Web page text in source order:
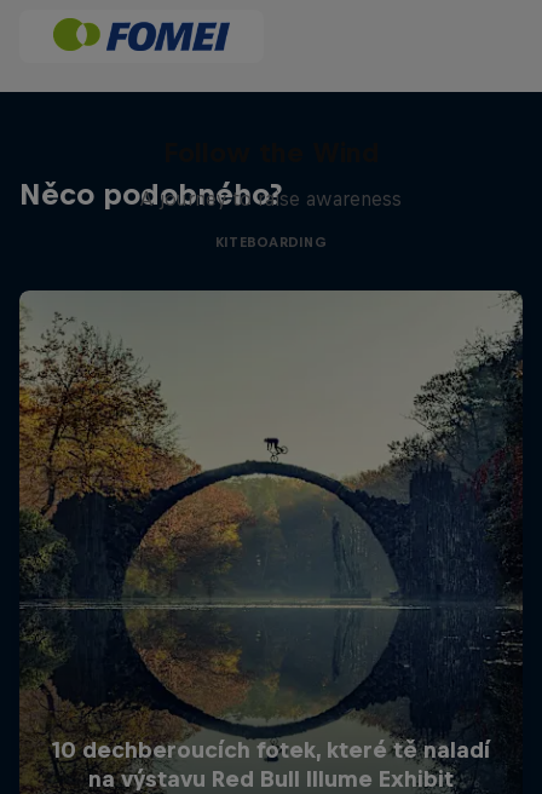
Něco podobného?
A journey to raise awareness
KITEBOARDING
10 dechberoucích fotek, které tě naladí
na výstavu Red Bull Illume Exhibit